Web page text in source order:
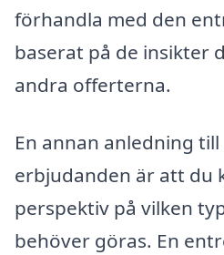
förhandla med den
baserat på de insikter
andra offerterna.
En annan anledning
erbjudanden är att du
perspektiv på vilken
behöver göras. En